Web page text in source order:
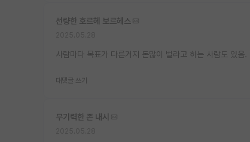
선량한 호르헤 보르헤스
사람마다 목표가 다른거지 돈많이 벌라고 하는 사람도 있
대댓글 쓰기
무기력한 존 내시